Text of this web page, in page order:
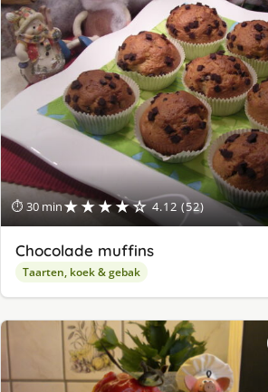
⏱ 30 min★★★★☆ 4.12 (52)
Chocolade muffins
Taarten, koek & gebak